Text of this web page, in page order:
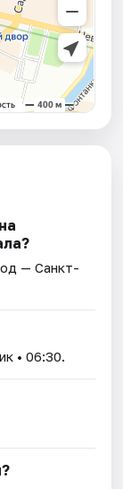
— Санкт-
• 06:30.